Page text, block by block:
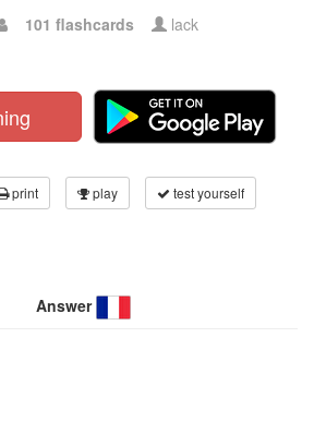
101 flashcards lack
print play test yourself
Answer